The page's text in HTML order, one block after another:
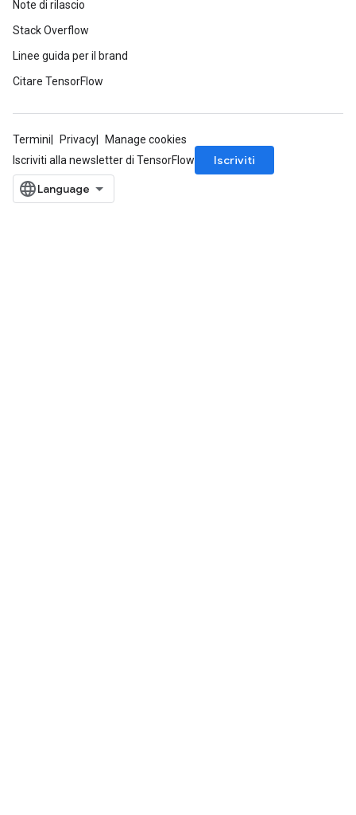
Note di rilascio
Stack Overflow
Linee guida per il brand
Citare TensorFlow
Termini Privacy
Manage cookies
Iscriviti alla newsletter di TensorFlow
Iscriviti